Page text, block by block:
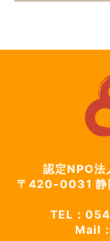
認定NPO法
〒420-0031
TEL：
Mail